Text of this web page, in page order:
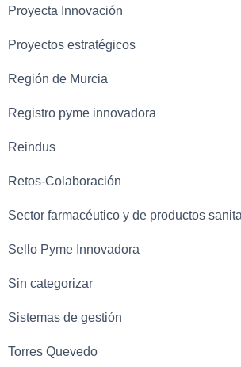
Proyecta Innovación
Proyectos estratégicos
Región de Murcia
Registro pyme innovadora
Reindus
Retos-Colaboración
Sector farmacéutico y de productos
Sello Pyme Innovadora
Sin categorizar
Sistemas de gestión
Torres Quevedo